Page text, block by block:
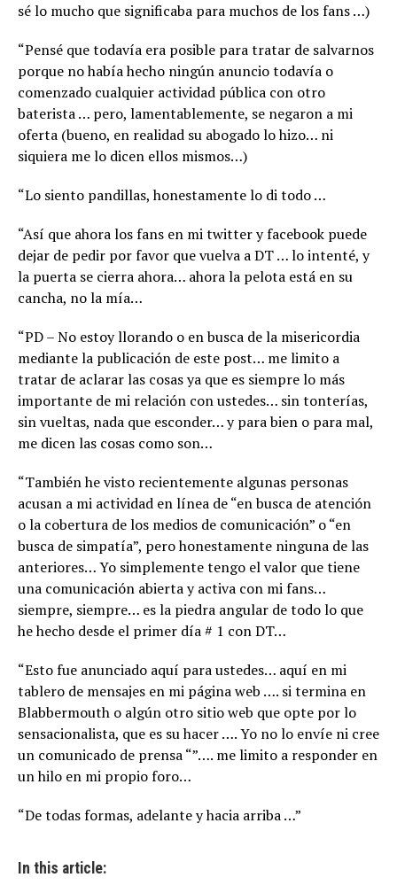
sé lo mucho que significaba para muchos de los fans …)
“Pensé que todavía era posible para tratar de salvarnos
porque no había hecho ningún anuncio todavía o
comenzado cualquier actividad pública con otro
baterista … pero, lamentablemente, se negaron a mi
oferta (bueno, en realidad su abogado lo hizo… ni
siquiera me lo dicen ellos mismos…)
“Lo siento pandillas, honestamente lo di todo …
“Así que ahora los fans en mi twitter y facebook puede
dejar de pedir por favor que vuelva a DT … lo intenté, y
la puerta se cierra ahora… ahora la pelota está en su
cancha, no la mía…
“PD – No estoy llorando o en busca de la misericordia
mediante la publicación de este post… me limito a
tratar de aclarar las cosas ya que es siempre lo más
importante de mi relación con ustedes… sin tonterías,
sin vueltas, nada que esconder… y para bien o para mal,
me dicen las cosas como son…
“También he visto recientemente algunas personas
acusan a mi actividad en línea de “en busca de atención
o la cobertura de los medios de comunicación” o “en
busca de simpatía”, pero honestamente ninguna de las
anteriores… Yo simplemente tengo el valor que tiene
una comunicación abierta y activa con mi fans…
siempre, siempre… es la piedra angular de todo lo que
he hecho desde el primer día # 1 con DT…
“Esto fue anunciado aquí para ustedes… aquí en mi
tablero de mensajes en mi página web …. si termina en
Blabbermouth o algún otro sitio web que opte por lo
sensacionalista, que es su hacer …. Yo no lo envíe ni cree
un comunicado de prensa “”…. me limito a responder en
un hilo en mi propio foro…
“De todas formas, adelante y hacia arriba …”
In this article: